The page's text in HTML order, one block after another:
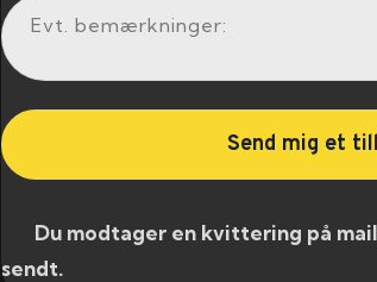
Du modtager en kvittering på
sendt.​